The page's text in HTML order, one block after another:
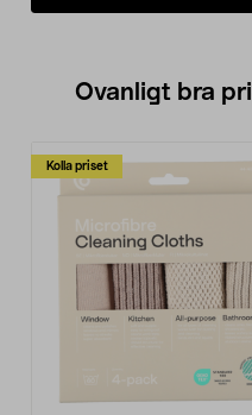
Ovanligt bra
Kolla priset